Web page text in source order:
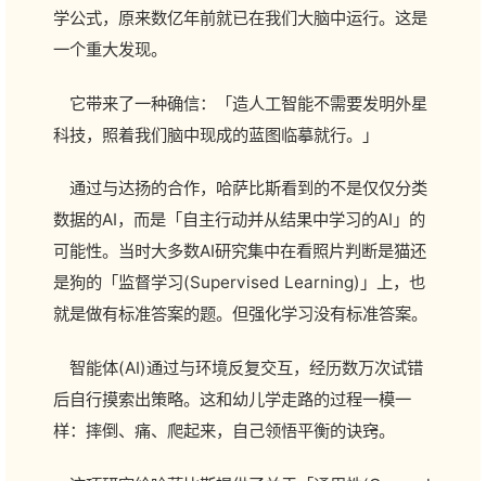
学公式，原来数亿年前就已在我们大脑中运行。这是
一个重大发现。
它带来了一种确信：「造人工智能不需要发明外星
科技，照着我们脑中现成的蓝图临摹就行。」
通过与达扬的合作，哈萨比斯看到的不是仅仅分类
数据的AI，而是「自主行动并从结果中学习的AI」的
可能性。当时大多数AI研究集中在看照片判断是猫还
是狗的「监督学习(Supervised Learning)」上，也
就是做有标准答案的题。但强化学习没有标准答案。
智能体(AI)通过与环境反复交互，经历数万次试错
后自行摸索出策略。这和幼儿学走路的过程一模一
样：摔倒、痛、爬起来，自己领悟平衡的诀窍。